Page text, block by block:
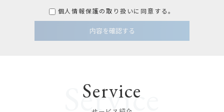
て以下のとおり規定し、実行して参ります。
個人情報の収集、利用、提供等に関する基本
より、本人の同意を得た上で行います。
収集にあたっては、利用目的を明確にし、その目的の
個人情報保護の取り扱いに同意する。
Service
Service